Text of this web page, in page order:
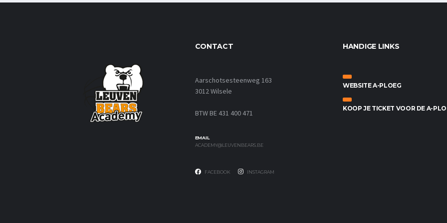
CONTACT
Aarschotsesteenweg 163
3012 Wilsele
BTW BE 431 400 471
EMAIL
ACADEMY@LEUVENBEARS.BE
FACEBOOK INSTAGRAM
HANDIGE LINKS
WEBSITE A-PLOEG
KOOP JE TICKET VOOR DE A-